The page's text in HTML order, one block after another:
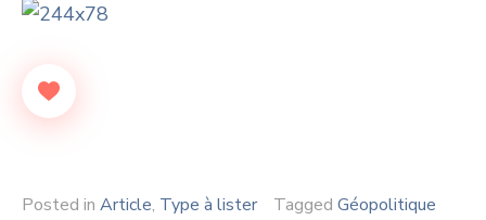
Posted in Article, Type à lister Tagged Géopolitique